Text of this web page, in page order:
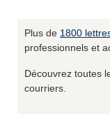
Plus de 1800
professionnels et
Découvrez toutes
courriers.